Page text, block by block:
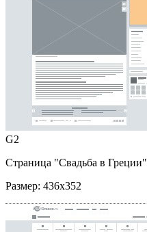
G2
Страница "Свадьба в Греции"
Размер: 436x352